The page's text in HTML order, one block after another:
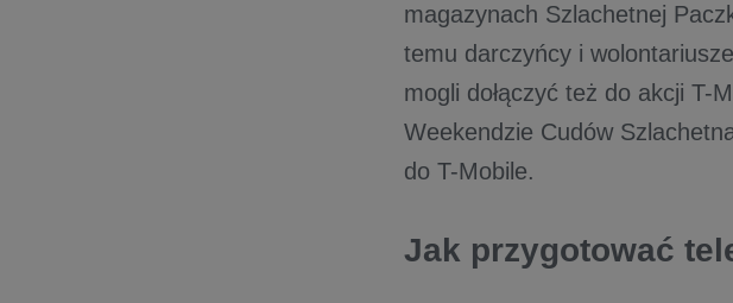
magazynach Szlachetnej
temu darczyńcy i
mogli dołączyć też do akcji T-
Weekendzie Cudów
do T-Mobile.
Jak przygotować